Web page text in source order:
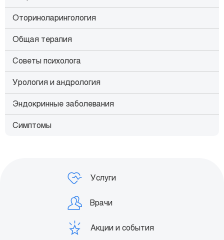
Оториноларингология
Общая терапия
Советы психолога
Урология и андрология
Эндокринные заболевания
Симптомы
Услуги
Врачи
Акции и события